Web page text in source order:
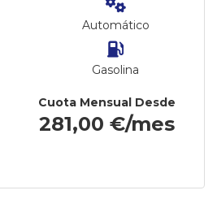
Automático
Gasolina
Cuota Mensual Desde
281,00 €/mes